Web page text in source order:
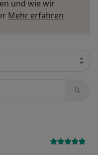
und wie wir
Mehr erfahren